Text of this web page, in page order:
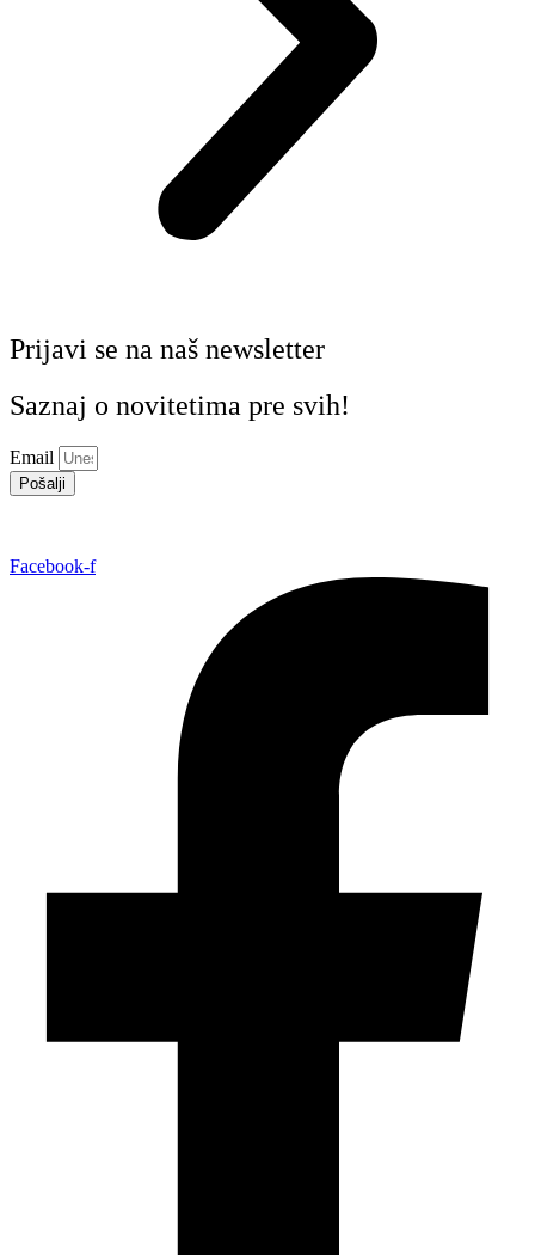
Prijavi se na naš newsletter
Saznaj o novitetima pre svih!
Email
Pošalji
Facebook-f